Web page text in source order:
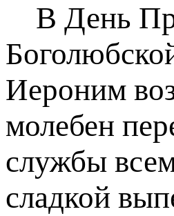
В День
Иероним
молебен
службы
сладкой